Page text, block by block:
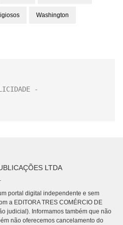
Washington
LTDA
portal digital independente e sem
a EDITORA TRES COMÉRCIO DE
judicial). Informamos também que não
não oferecemos cancelamento do